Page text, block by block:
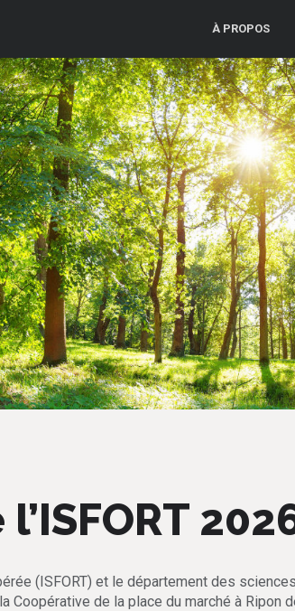
À PROPOS
(ISFORT) et le département des
Coopérative de la place du marché à Ripon